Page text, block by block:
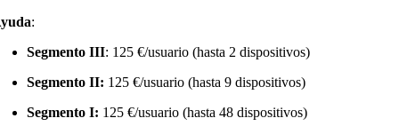
:
Segmento III: 125 €/usuario (hasta 2 dispositivos)
Segmento II: 125 €/usuario (hasta 9 dispositivos)
Segmento I: 125 €/usuario (hasta 48 dispositivos)